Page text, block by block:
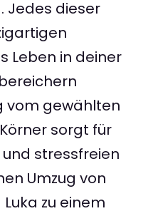
Jedes dieser
Leben in deiner
vom gewählten
sorgt für
stressfreien
Umzug von
zu einem